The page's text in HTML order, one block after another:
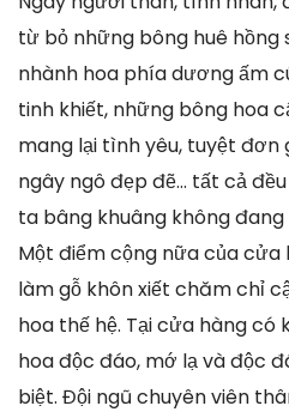
từ bỏ những bông huê hồng
nhành hoa phía dương ấm
tinh khiết, những bông hoa
mang lại tình yêu, tuyệt đơn
ngây ngô đẹp đẽ… tất cả
ta bâng khuâng không
Một điểm cộng nữa của
làm gỗ khôn xiết chăm chỉ
hoa thế hệ. Tại cửa hàng có
hoa độc đáo, mớ lạ và độc
biệt. Đội ngũ chuyên viên